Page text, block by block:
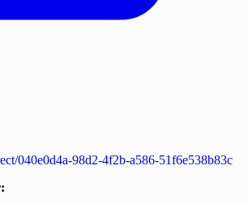
040e0d4a-98d2-4f2b-a586-51f6e538b83c